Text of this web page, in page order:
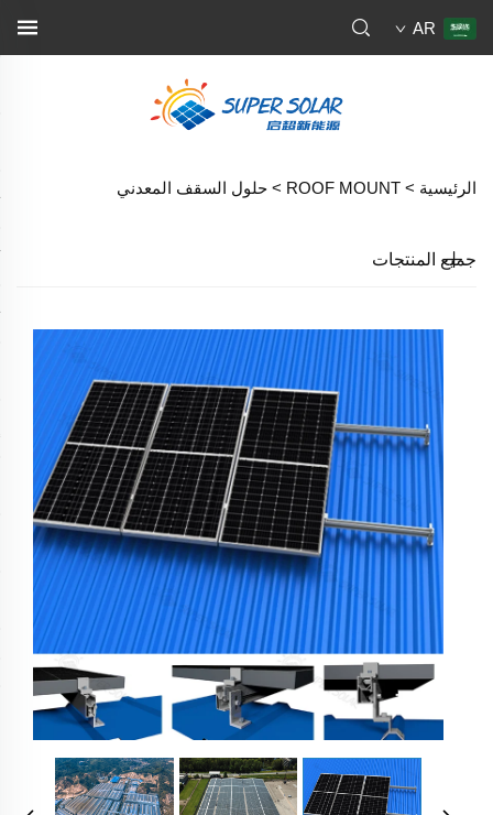
AR
الرئيسية > ROOF MOUNT
> حلول السقف المعدني
جميع المنتجات